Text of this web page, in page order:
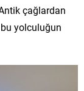
çağlardan
bu yolculuğun